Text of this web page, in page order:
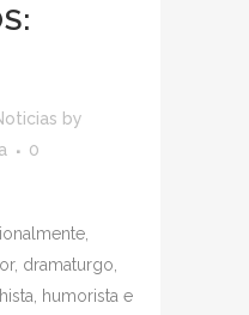
by
0
dramaturgo,
humorista e